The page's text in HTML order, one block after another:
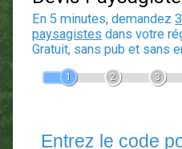
Devis
En 5 minutes,